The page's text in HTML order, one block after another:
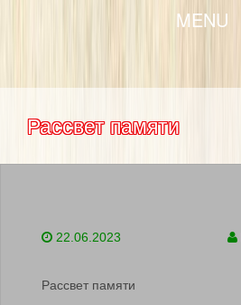
MENU
Рассвет памяти
22.06.2023
Рассвет памяти